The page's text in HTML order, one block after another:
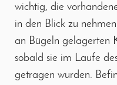
wichtig, die
in den Blick zu
an Bügeln gelagerten
sobald sie im Laufe
getragen wurden.